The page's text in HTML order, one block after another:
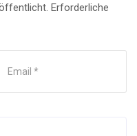
Erforderliche